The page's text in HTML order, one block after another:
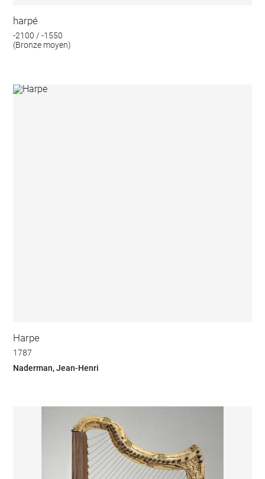
harpé
-2100 / -1550
(Bronze moyen)
Harpe
1787
Naderman, Jean-Henri